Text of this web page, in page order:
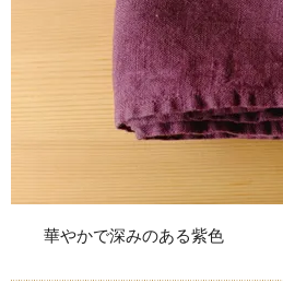
華やかで深みのある紫色